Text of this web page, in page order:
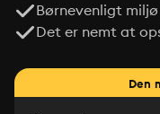
Børnevenligt miljø
Det er nemt at
Den